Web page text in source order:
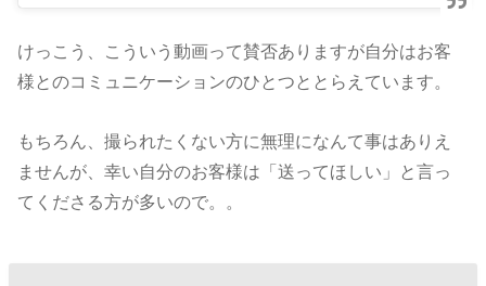
けっこう、こういう動画って賛否ありますが自分はお客
様とのコミュニケーションのひとつととらえています。
もちろん、撮られたくない方に無理になんて事はありえ
ませんが、幸い自分のお客様は「送ってほしい」と言っ
てくださる方が多いので。。